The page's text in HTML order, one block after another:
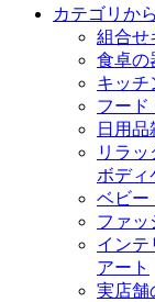
カテゴリか
組合せ
食卓の
キッチ
フード
日用
リラッ
ボディ
ベビー
ファッ
インテ
アート
実店舗